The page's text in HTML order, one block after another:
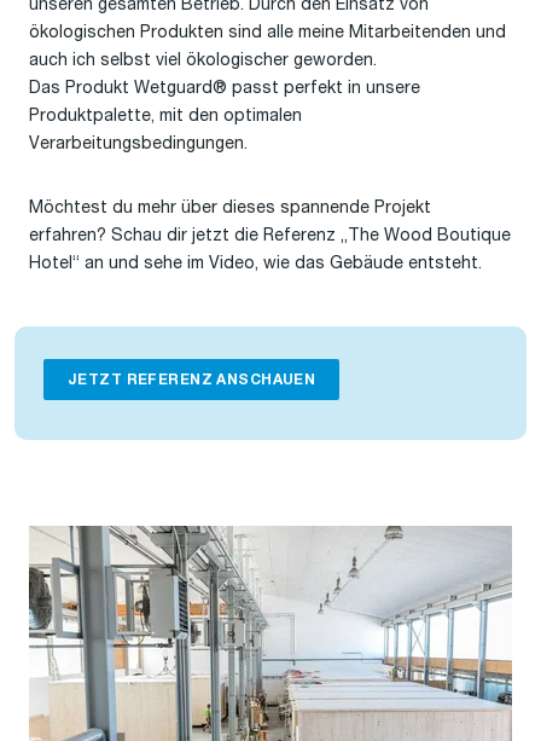
unseren gesamten Betrieb. Durch den Einsatz von
ökologischen Produkten sind alle meine Mitarbeitenden und
auch ich selbst viel ökologischer geworden.
Das Produkt Wetguard® passt perfekt in unsere
Produktpalette, mit den optimalen
Verarbeitungsbedingungen.
Möchtest du mehr über dieses spannende Projekt
erfahren? Schau dir jetzt die Referenz „The Wood Boutique
Hotel“ an und sehe im Video, wie das Gebäude entsteht.
JETZT REFERENZ ANSCHAUEN